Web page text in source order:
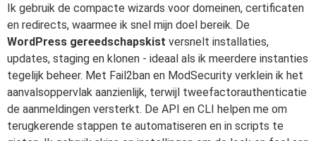
Ik gebruik de compacte wizards voor domeinen, certificaten
en redirects, waarmee ik snel mijn doel bereik. De
WordPress gereedschapskist versnelt installaties,
updates, staging en klonen - ideaal als ik meerdere instanties
tegelijk beheer. Met Fail2ban en ModSecurity verklein ik het
aanvalsoppervlak aanzienlijk, terwijl tweefactorauthenticatie
de aanmeldingen versterkt. De API en CLI helpen me om
terugkerende stappen te automatiseren en in scripts te